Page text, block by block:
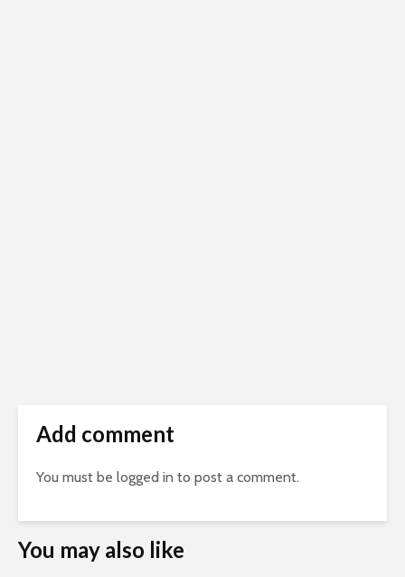
Add comment
You must be logged in to post a comment.
You may also like